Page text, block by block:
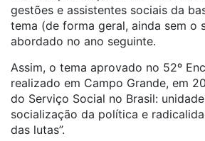
gestões e assistentes sociais da
tema (de forma geral, ainda sem o
abordado no ano seguinte.
Assim, o tema aprovado no 52º
realizado em Campo Grande, em
do Serviço Social no Brasil:
socialização da política e
das lutas”.